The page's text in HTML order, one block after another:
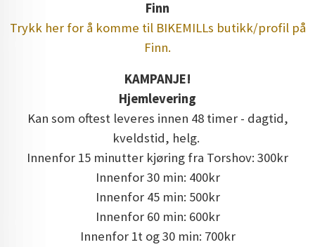
Finn
Trykk her for å komme til BIKEMILLs butikk/profil på
Finn.
KAMPANJE!
Hjemlevering
Kan som oftest leveres innen 48 timer - dagtid,
kveldstid, helg.
Innenfor 15 minutter kjøring fra Torshov: 300kr
Innenfor 30 min: 400kr
Innenfor 45 min: 500kr
Innenfor 60 min: 600kr
Innenfor 1t og 30 min: 700kr